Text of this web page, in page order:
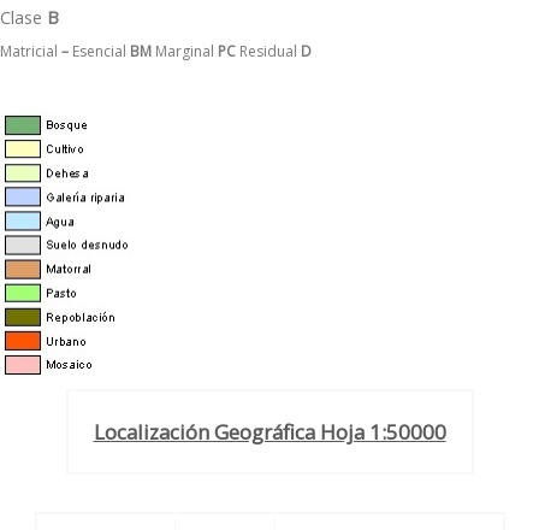
Clase B
Matricial – Esencial BM Marginal PC Residual D
Localización Geográfica Hoja 1:50000